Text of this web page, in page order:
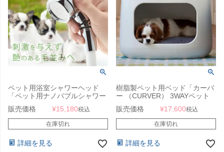
ペット用浴室シャワーヘッド
「ペット用ナノバブルシャワー
ヘッド ドギーナノ」
販売価格 ¥15,180税込
在庫切れ
詳細を見る
樹脂製ペット用ベッド「カーバ
ー （CURVER） 3WAYペット
バンクベッド＆キャリー （PET
BUNKBED）」
販売価格 ¥17,600税込
在庫切れ
詳細を見る